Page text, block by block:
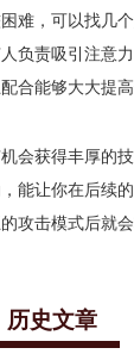
难，可以找几
负责吸引注意
合能够大大提高
会获得丰厚的
能让你在后续
攻击模式后就会
历史文章